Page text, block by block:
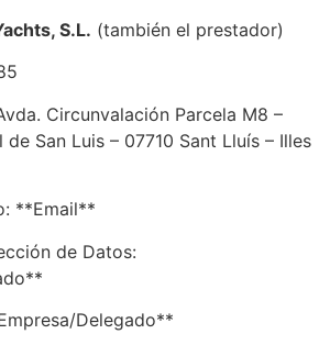
S.L.​​ (también el prestador)
Circunvalación Parcela M8 –
San Luis – 07710 Sant Lluís – Illes
**Email**
de Datos:
Delegado**